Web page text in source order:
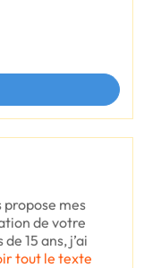
propose mes
de votre
15 ans, j’ai
tout le texte